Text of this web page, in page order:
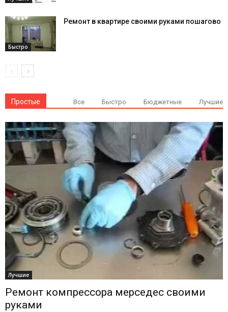
Быстро
Ремонт в квартире своими руками пошагово
Простые Все Быстро Бюджетные Лучшие
Лучшие
Ремонт компрессора мерседес своими
руками